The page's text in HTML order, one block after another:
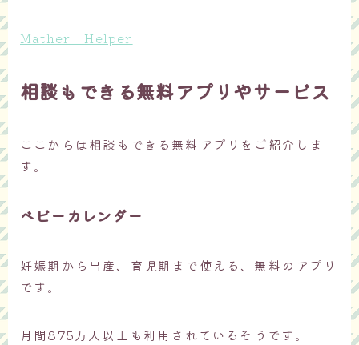
Mather Helper
相談もできる無料アプリやサービス
ここからは相談もできる無料アプリをご紹介しま
す。
ベビーカレンダー
妊娠期から出産、育児期まで使える、無料のアプリ
です。
月間875万人以上も利用されているそうです。